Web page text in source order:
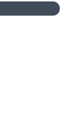
l’histoire et